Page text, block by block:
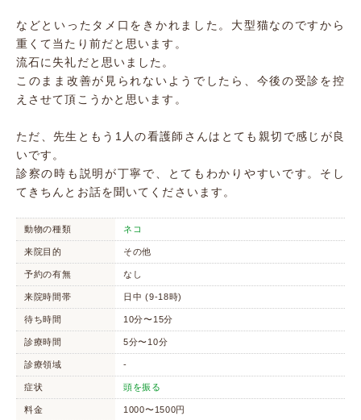
などといったタメ口をきかれました。大型猫なのですから
重くて当たり前だと思います。
流石に失礼だと思いました。
このまま改善が見られないようでしたら、今後の受診を控
えさせて頂こうかと思います。
ただ、先生ともう1人の看護師さんはとても親切で感じが良
いです。
診察の時も説明が丁寧で、とてもわかりやすいです。そし
てきちんとお話を聞いてくださいます。
動物の種類 ネコ
来院目的 その他
予約の有無 なし
来院時間帯 日中 (9-18時)
待ち時間 10分〜15分
診療時間 5分〜10分
診療領域 -
症状 頭を振る
料金 1000〜1500円